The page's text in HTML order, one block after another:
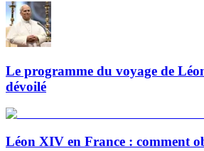
Le programme du voyage de
dévoilé
Léon XIV en France : comment